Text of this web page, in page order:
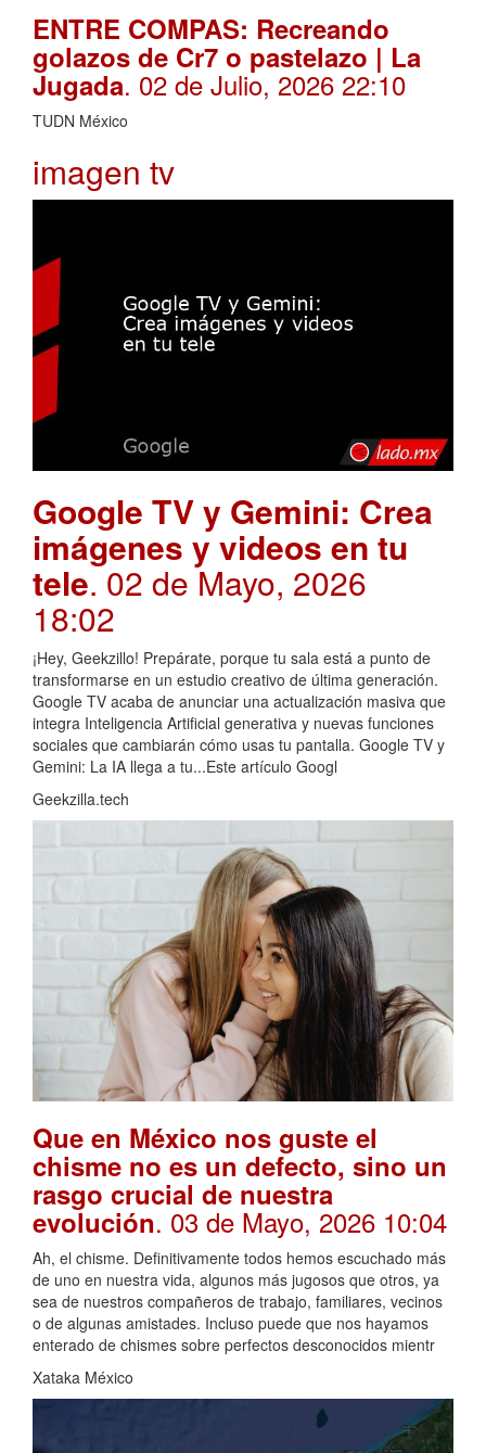
ENTRE COMPAS: Recreando
golazos de Cr7 o pastelazo | La
Jugada. 02 de Julio, 2026 22:10
TUDN México
imagen tv
Google TV y Gemini: Crea
imágenes y videos en tu
tele. 02 de Mayo, 2026
18:02
¡Hey, Geekzillo! Prepárate, porque tu sala está a punto de
transformarse en un estudio creativo de última generación.
Google TV acaba de anunciar una actualización masiva que
integra Inteligencia Artificial generativa y nuevas funciones
sociales que cambiarán cómo usas tu pantalla. Google TV y
Gemini: La IA llega a tu...Este artículo Googl
Geekzilla.tech
Que en México nos guste el
chisme no es un defecto, sino un
rasgo crucial de nuestra
evolución. 03 de Mayo, 2026 10:04
Ah, el chisme. Definitivamente todos hemos escuchado más
de uno en nuestra vida, algunos más jugosos que otros, ya
sea de nuestros compañeros de trabajo, familiares, vecinos
o de algunas amistades. Incluso puede que nos hayamos
enterado de chismes sobre perfectos desconocidos mientr
Xataka México